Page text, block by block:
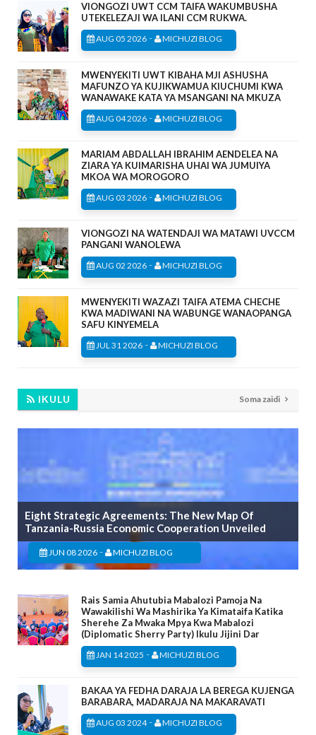
VIONGOZI UWT CCM TAIFA WAKUMBUSHA
UTEKELEZAJI WA ILANI CCM RUKWA.
AUG 05 2026 - MICHUZI BLOG
MWENYEKITI UWT KIBAHA MJI ASHUSHA
MAFUNZO YA KUJIKWAMUA KIUCHUMI KWA
WANAWAKE KATA YA MSANGANI NA MKUZA
AUG 04 2026 - MICHUZI BLOG
MARIAM ABDALLAH IBRAHIM AENDELEA NA
ZIARA YA KUIMARISHA UHAI WA JUMUIYA
MKOA WA MOROGORO
AUG 03 2026 - MICHUZI BLOG
VIONGOZI NA WATENDAJI WA MATAWI UVCCM
PANGANI WANOLEWA
AUG 02 2026 - MICHUZI BLOG
MWENYEKITI WAZAZI TAIFA ATEMA CHECHE
KWA MADIWANI NA WABUNGE WANAOPANGA
SAFU KINYEMELA
JUL 31 2026 - MICHUZI BLOG
IKULU Soma zaidi
Eight Strategic Agreements: The New Map Of
Tanzania-Russia Economic Cooperation Unveiled
JUN 08 2026 - MICHUZI BLOG
Rais Samia Ahutubia Mabalozi Pamoja Na
Wawakilishi Wa Mashirika Ya Kimataifa Katika
Sherehe Za Mwaka Mpya Kwa Mabalozi
(Diplomatic Sherry Party) Ikulu Jijini Dar
JAN 14 2025 - MICHUZI BLOG
BAKAA YA FEDHA DARAJA LA BEREGA KUJENGA
BARABARA, MADARAJA NA MAKARAVATI
AUG 03 2024- MICHUZI BLOG